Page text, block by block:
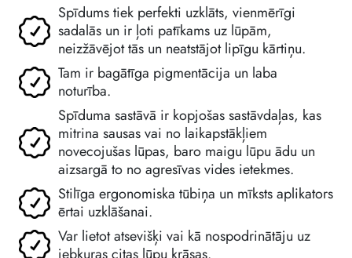
Spīdums tiek perfekti uzklāts, vienmērīgi
sadalās un ir ļoti patīkams uz lūpām,
neizžāvējot tās un neatstājot lipīgu kārtiņu.
Tam ir bagātīga pigmentācija un laba
noturība.
Spīduma sastāvā ir kopjošas sastāvdaļas, kas
mitrina sausas vai no laikapstākļiem
novecojušas lūpas, baro maigu lūpu ādu un
aizsargā to no agresīvas vides ietekmes.
Stilīga ergonomiska tūbiņa un mīksts aplikators
ērtai uzklāšanai.
Var lietot atsevišķi vai kā nospodrinātāju uz